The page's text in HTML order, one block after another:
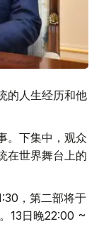
的人生经历和他
。下集中，观众
在世界舞台上的
，第二部将于
13日晚22:00 ~